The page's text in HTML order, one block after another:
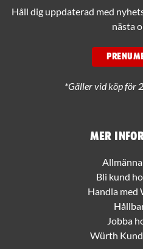
Mer
Bli kund
Handla med
Jobba
Würth
Håll dig uppdaterad med
nästa
*Gäller vid köp för